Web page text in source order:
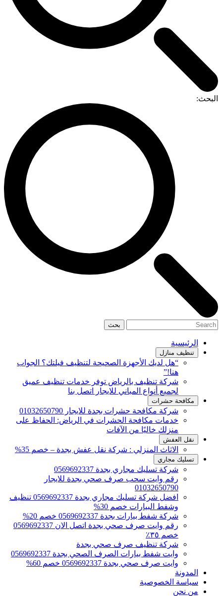
البحث:
بحث
الرئيسية
تنظيف منازل
“هل لديك الأجهزة الصحيحة لتنظيف فيلتك؟ الجواب
هنا!”
شركة تنظيف بالرياض توفر خدمات تنظيف عميق
لجميع أنواع المباني للايجار اتصل بنا
مكافحة حشرات
شركة مكافحة حشرات بجدة للايجار 01032650790
خدمات مكافحة الحشرات في الرياض: الحفاظ على
منزلك خاليًا من الآفات
نقل العفش
الاثاث المنزلي : شركة نقل عفش بجدة – خصم 35%
تسليك مجاري
شركة تسليك مجاري بجدة 0569692337
رقم وايت سحب صرف صحي بجدة للايجار
01032650790
افضل شركة تسليك مجاري بجدة 0569692337 تنظيف
وشفط البيارات خصم 30%
شركة شفط بيارات بجدة 0569692337 خصم 20%
رقم وايت صرف صحي بجدة اتصل الان 0569692337
خصم ٣٥٪
شركة تنظيف صرف صحي بجدة
وايت شفط بيارات الصرف الصحي بجدة 0569692337
وايت صرف صحي بجدة 0569692337 خصم 60%
المدونة
سياسة الخصوصية
من نحن